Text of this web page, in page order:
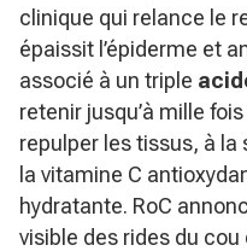
clinique qui relance le
épaissit l’épiderme et
associé à un triple
retenir jusqu’à mille
repulper les tissus, à
la vitamine C
hydratante. RoC
visible des rides du